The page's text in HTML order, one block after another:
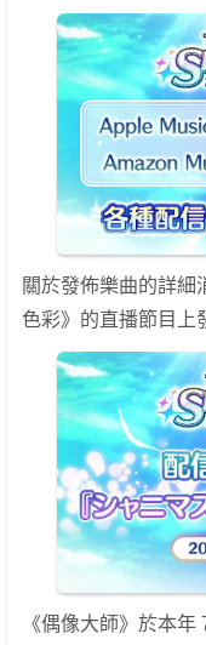
關於發佈樂曲的詳細
色彩》的直播節目上
《偶像大師》於本